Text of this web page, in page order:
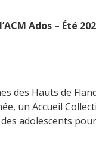
Ados – Été
des Hauts de
un Accueil
adolescents